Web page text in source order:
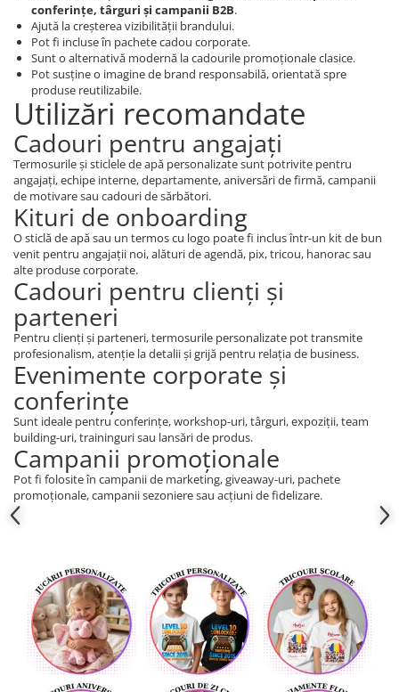
conferințe, târguri și campanii B2B.
Ajută la creșterea vizibilității brandului.
Pot fi incluse în pachete cadou corporate.
Sunt o alternativă modernă la cadourile promoționale clasice.
Pot susține o imagine de brand responsabilă, orientată spre
produse reutilizabile.
Utilizări recomandate
Cadouri pentru angajați
Termosurile și sticlele de apă personalizate sunt potrivite pentru
angajați, echipe interne, departamente, aniversări de firmă, campanii
de motivare sau cadouri de sărbători.
Kituri de onboarding
O sticlă de apă sau un termos cu logo poate fi inclus într-un kit de bun
venit pentru angajații noi, alături de agendă, pix, tricou, hanorac sau
alte produse corporate.
Cadouri pentru clienți și
parteneri
Pentru clienți și parteneri, termosurile personalizate pot transmite
profesionalism, atenție la detalii și grijă pentru relația de business.
Evenimente corporate și
conferințe
Sunt ideale pentru conferințe, workshop-uri, târguri, expoziții, team
building-uri, traininguri sau lansări de produs.
Campanii promoționale
Pot fi folosite în campanii de marketing, giveaway-uri, pachete
promoționale, campanii sezoniere sau acțiuni de fidelizare.